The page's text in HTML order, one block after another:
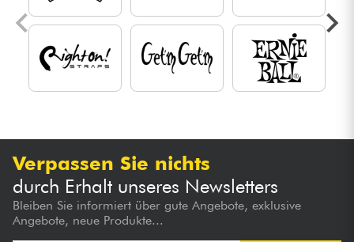
Verpassen Sie nichts
durch Erhalt unseres Newsletters
Bleiben Sie informiert über gute Angebote, exklusive
Angebote, neue Produkte...